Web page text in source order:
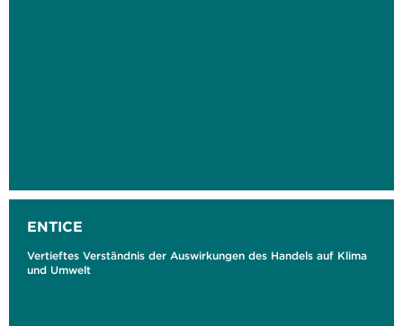
ENTICE
Vertieftes Verständnis der Auswirkungen des Handels auf Klima
und Umwelt